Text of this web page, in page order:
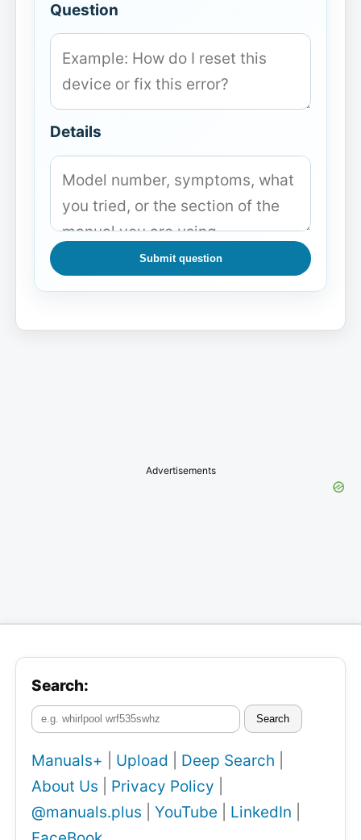
Question
Details
Submit question
Advertisements
Search:
Search
Manuals+ Upload Deep Search
About Us
Privacy Policy
@manuals.plus
YouTube LinkedIn